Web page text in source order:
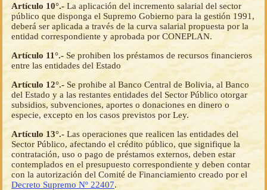
Artículo 10°.- La aplicación del incremento salarial del sector
público que disponga el Supremo Gobierno para la gestión 1991,
deberá ser aplicada a través de la curva salarial propuesta por la
entidad correspondiente y aprobada por CONEPLAN.
Artículo 11°.- Se prohiben los préstamos de recursos financieros
entre las entidades del Estado
Artículo 12°.- Se prohibe al Banco Central de Bolivia, al Banco
del Estado y a las restantes entidades del Sector Público otorgar
subsidios, subvenciones, aportes o donaciones en dinero o
especie, excepto en los casos previstos por Ley.
Artículo 13°.- Las operaciones que realicen las entidades del
Sector Público, afectando el crédito público, que signifique la
contratación, uso o pago de préstamos externos, deben estar
contemplados en el presupuesto correspondiente y deben contar
con la autorización del Comité de Financiamiento creado por el
Decreto Supremo Nº 22407.